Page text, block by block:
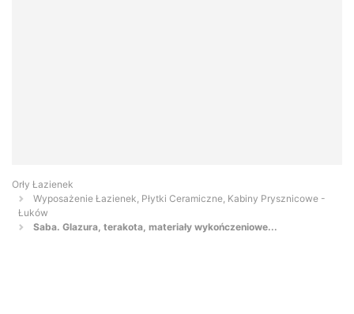
Orły Łazienek
Wyposażenie Łazienek, Płytki Ceramiczne, Kabiny Prysznicowe -
Łuków
Saba. Glazura, terakota, materiały wykończeniowe...